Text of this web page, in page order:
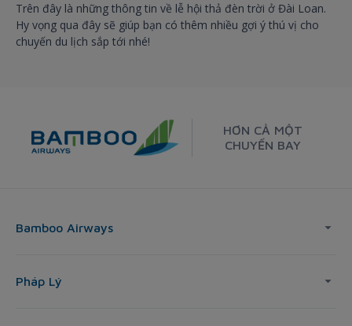
Trên đây là những thông tin về lễ hội thả đèn trời ở Đài Loan.
Hy vọng qua đây sẽ giúp bạn có thêm nhiều gợi ý thú vị cho
chuyến du lịch sắp tới nhé!
HƠN CẢ MỘT
CHUYẾN BAY
Bamboo Airways
Pháp Lý